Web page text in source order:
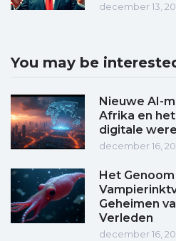
december 13,
You may be
Nieuwe AI-
Afrika en
digitale
december 16,
Het
Geheimen
Verleden
december 16,